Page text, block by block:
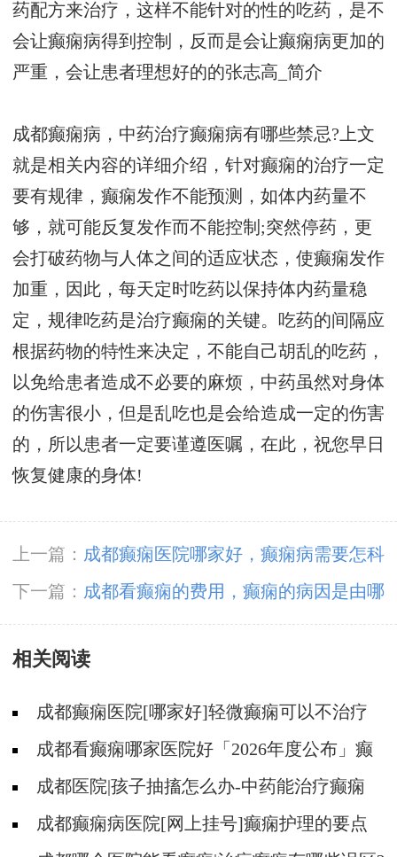
药配方来治疗，这样不能针对的性的吃药，是不
会让癫痫病得到控制，反而是会让癫痫病更加的
严重，会让患者理想好的的张志高_简介
成都癫痫病，中药治疗癫痫病有哪些禁忌?上文
就是相关内容的详细介绍，针对癫痫的治疗一定
要有规律，癫痫发作不能预测，如体内药量不
够，就可能反复发作而不能控制;突然停药，更
会打破药物与人体之间的适应状态，使癫痫发作
加重，因此，每天定时吃药以保持体内药量稳
定，规律吃药是治疗癫痫的关键。吃药的间隔应
根据药物的特性来决定，不能自己胡乱的吃药，
以免给患者造成不必要的麻烦，中药虽然对身体
的伤害很小，但是乱吃也是会给造成一定的伤害
的，所以患者一定要谨遵医嘱，在此，祝您早日
恢复健康的身体!
上一篇： 成都癫痫医院哪家好，癫痫病需要怎科
学治疗?
下一篇： 成都看癫痫的费用，癫痫的病因是由哪
些惹起的?
相关阅读
成都癫痫医院[哪家好]轻微癫痫可以不治疗
吗?成都看癫痫哪家医院好「2026年度公布」癫
痫发作时要做什么?
成都医院|孩子抽搐怎么办-中药能治疗癫痫
吗?成都癫痫病医院[网上挂号]癫痫护理的要点